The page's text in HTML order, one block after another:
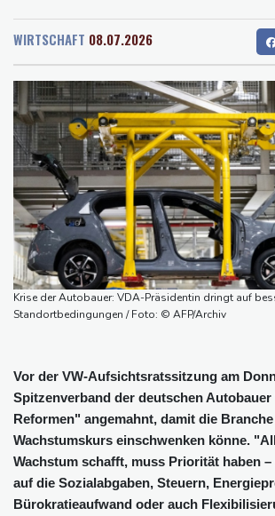
Dresden
33 °C Wien
Baden-Baden
31 °C
Nächster Dreifachsieg für Aprilia -
Verkehrsminister Bilger will Boni von
knüpfen
Bericht: Trotz Sanierung nur jeder vierte
und Berlin pünktlich
FC Bayern: Kompany setzt auf Musiala
Waldbrände in Kanada: Notstand in
ausgerufen
WIRTSCHAFT 08.07.2026
Krise der Autobauer: VDA-Präsidentin dringt auf
Standortbedingungen / Foto: © AFP/Archiv
Vor der VW-Aufsichtsratssitzung am
Spitzenverband der deutschen
Reformen" angemahnt, damit die
Wachstumskurs einschwenken könne.
Wachstum schafft, muss Priorität haben
auf die Sozialabgaben, Steuern,
Bürokratieaufwand oder auch